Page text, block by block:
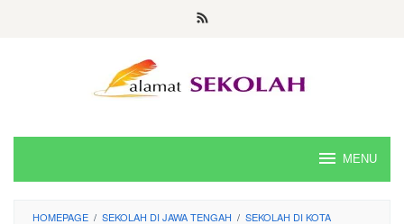
MENU
HOMEPAGE / SEKOLAH DI JAWA TENGAH / SEKOLAH DI KOTA